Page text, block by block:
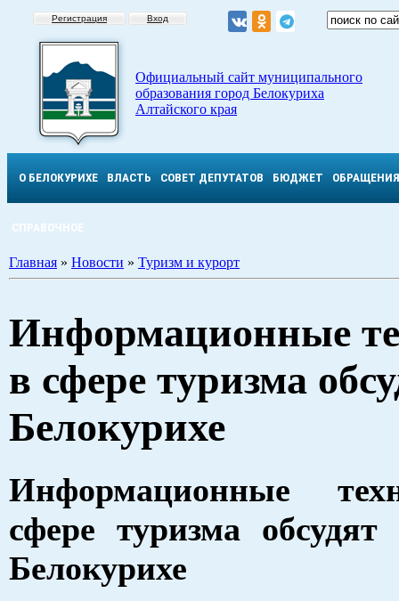
Регистрация Вход
Официальный сайт муниципального
образования город Белокуриха
Алтайского края
О БЕЛОКУРИХЕ ВЛАСТЬ СОВЕТ ДЕПУТАТОВ БЮДЖЕТ ОБРАЩЕНИЯ
СПРАВОЧНОЕ
Главная » Новости » Туризм и курорт
Информационные
в сфере туризма
Белокурихе
Информационные
сфере туризма
Белокурихе